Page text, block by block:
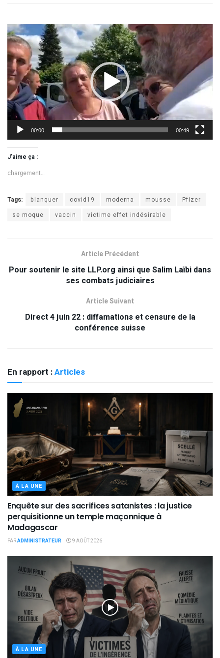
Lecteur
vidéo
00:00 00:49
J’aime ça :
chargement…
Tags: blanquer covid19 moderna mousse
Pfizer
se moque
vaccin victime effet indésirable
Article Précédent
Pour soutenir le site LLP.org ainsi que Salim Laïbi dans
ses combats judiciaires
Article Suivant
Direct 4 juin 22 : diffamations et censure de la
conférence suisse
En rapport :Articles
À LA UNE
Enquête sur des sacrifices satanistes : la justice
perquisitionne un temple maçonnique à
Madagascar
PARADMINISTRATEUR 9 AOÛT 2026
À LA UNE